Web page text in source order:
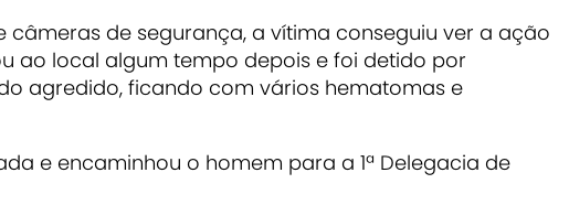
câmeras de segurança, a vítima conseguiu ver a ação
ao local algum tempo depois e foi detido por
agredido, ficando com vários hematomas e
e encaminhou o homem para a 1ª Delegacia de